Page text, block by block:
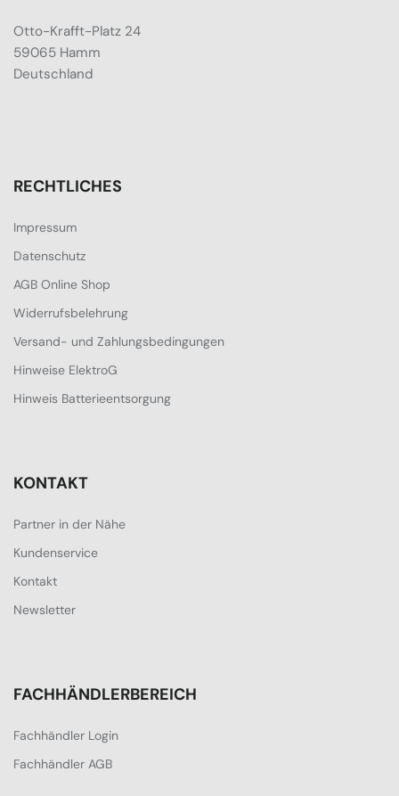
Otto-Krafft-Platz 24
59065 Hamm
Deutschland
RECHTLICHES
Impressum
Datenschutz
AGB Online Shop
Widerrufsbelehrung
Versand- und Zahlungsbedingungen
Hinweise ElektroG
Hinweis Batterieentsorgung
KONTAKT
Partner in der Nähe
Kundenservice
Kontakt
Newsletter
FACHHÄNDLERBEREICH
Fachhändler Login
Fachhändler AGB